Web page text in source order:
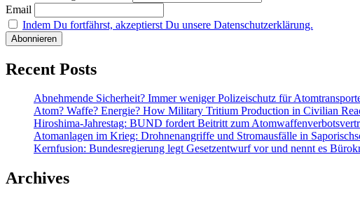
Email
Indem Du fortfährst, akzeptierst Du unsere Datenschutzerklärung.
Recent Posts
Abnehmende Sicherheit? Immer weniger Polizeischutz für
Atom? Waffe? Energie? How Military Tritium Production in Civilian
Hiroshima-Jahrestag: BUND fordert Beitritt zum
Atomanlagen im Krieg: Drohnenangriffe und Stromausfälle in
Kernfusion: Bundesregierung legt Gesetzentwurf vor und nennt es
Archives